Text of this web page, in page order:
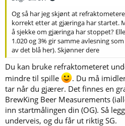
Og så har jeg skjønt at
korrekt etter at gjæringa har startet.
å sjekke om gjæringa har stoppet?
1.020 og 3% gir samme avlesning
av det blå her). Skjønner dere
Du kan bruke refraktometeret
mindre til spille
. Du må
tar når du gjærer. Det finnes en
BrewKing Beer Measurements
inn startmålingen din (OG). Så
underveis, og du får ut riktig SG.